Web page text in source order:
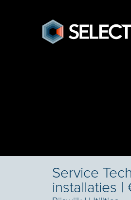
Service
installaties